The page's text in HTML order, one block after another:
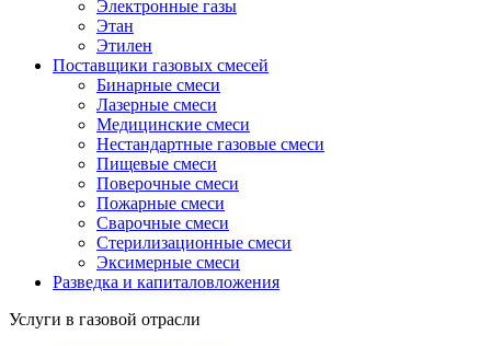
Электронные газы
Этан
Этилен
Поставщики газовых смесей
Бинарные смеси
Лазерные смеси
Медицинские смеси
Нестандартные газовые смеси
Пищевые смеси
Поверочные смеси
Пожарные смеси
Сварочные смеси
Стерилизационные смеси
Эксимерные смеси
Разведка и капиталовложения
Услуги в газовой отрасли